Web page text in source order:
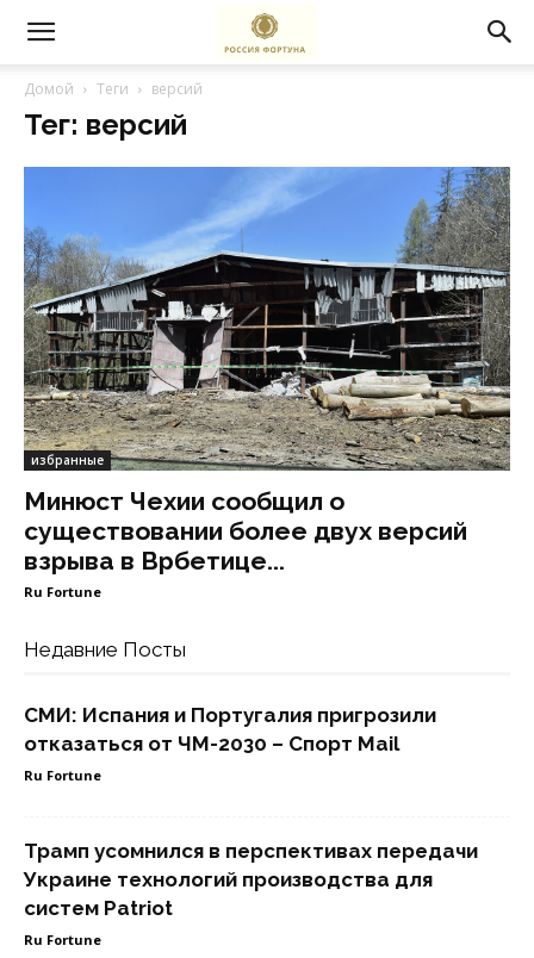
Домой Теги версий
Тег: версий
избранные
Минюст Чехии сообщил о
существовании более двух версий
взрыва в Врбетице...
Ru Fortune
Недавние Посты
СМИ: Испания и Португалия пригрозили
отказаться от ЧМ-2030 – Спорт Mail
Ru Fortune
Трамп усомнился в перспективах передачи
Украине технологий производства для
систем Patriot
Ru Fortune